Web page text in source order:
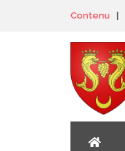
Contenu